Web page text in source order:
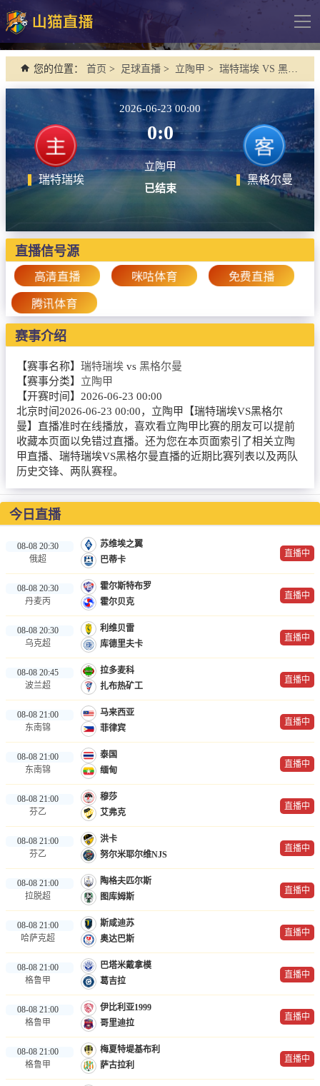
导
网站首页
德甲
法甲
西甲
欧冠杯
中超
篮球直播
NBA
CBA
录像
足球录像
篮球录像
新闻
足球新闻
篮球新闻
体育词条
您的位置： 首页 > 足球直播 > 立陶甲 > 瑞特瑞埃 VS 黑格尔曼
瑞特瑞埃
2026-06-23 00:00
0:0
立陶甲
已结束
黑格尔曼
直播信号源
高清直播 咪咕体育 免费直播
腾讯体育
赛事介绍
【赛事名称】 瑞特瑞埃 vs 黑格尔曼
【赛事分类】 立陶甲
【开赛时间】 2026-06-23 00:00
北京时间2026-06-23 00:00，立陶甲【瑞特瑞埃VS黑格尔
曼】直播准时在线播放，喜欢看立陶甲比赛的朋友可以提前
收藏本页面以免错过直播。还为您在本页面索引了相关立陶
甲直播、瑞特瑞埃VS黑格尔曼直播的近期比赛列表以及两队
历史交锋、两队赛程。
今日直播
08-08 20:30
俄超
苏维埃之翼
巴蒂卡
直播中
08-08 20:30
丹麦丙
霍尔斯特布罗
霍尔贝克
直播中
08-08 20:30
乌克超
利维贝雷
库德里夫卡
直播中
08-08 20:45
波兰超
拉多麦科
扎布热矿工
直播中
08-08 21:00
东南锦
马来西亚
菲律宾
直播中
08-08 21:00
东南锦
泰国
缅甸
直播中
08-08 21:00
芬乙
穆莎
艾弗克
直播中
08-08 21:00
芬乙
洪卡
努尔米耶尔维NJS
直播中
08-08 21:00
拉脱超
陶格夫匹尔斯
图库姆斯
直播中
08-08 21:00
哈萨克超
斯咸迪苏
奥达巴斯
直播中
08-08 21:00
格鲁甲
巴塔米戴拿模
葛吉拉
直播中
08-08 21:00
格鲁甲
伊比利亚1999
哥里迪拉
直播中
08-08 21:00
格鲁甲
梅夏特堤基布利
萨古拉利
直播中